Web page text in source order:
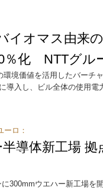
イオマス由来
％化 NTTグル
境価値を活用したバーチ
導入し、ビル全体の使用
ーロ：
導体新工場
300mmウエハー新工場を